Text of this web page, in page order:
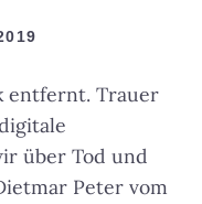
entfernt. Trauer
über Tod und
Peter vom